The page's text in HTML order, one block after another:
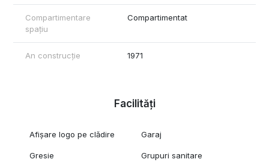
Compartimentare
spațiu
Compartimentat
An construcție 1971
Facilități
Afișare logo pe clădire Garaj
Gresie
Grupuri sanitare